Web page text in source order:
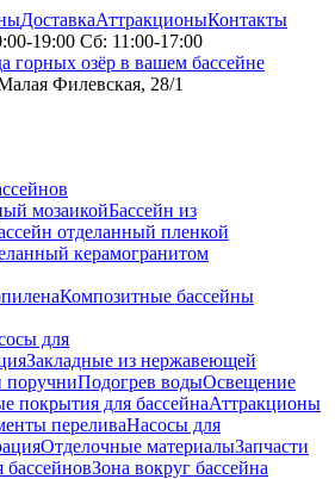
ДоставкаАттракционыКонтакты
19:00 Сб: 11:00-17:00
горных озёр в вашем бассейне
Филевская, 28/1
мозаикойБассейн из
отделанный пленкой
керамогранитом
Композитные бассейны
для
Закладные из нержавеющей
поручниПодогрев водыОсвещение
покрытия для бассейнаАттракционы
переливаНасосы для
Отделочные материалыЗапчасти
бассейновЗона вокруг бассейна